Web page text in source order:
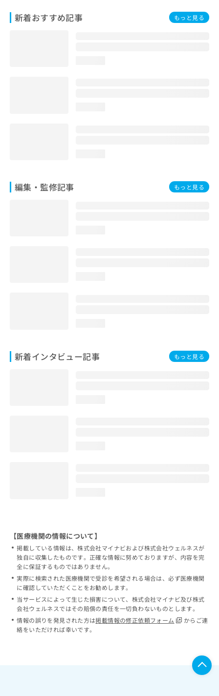
新着おすすめ記事 もっと見る
編集・監修記事 もっと見る
新着インタビュー記事 もっと見る
問
【医療機関の情報について】
掲載している情報は、株式会社マイナビおよび株式会社ウェルネスが
独自に収集したものです。正確な情報に努めておりますが、内容を完
全に保証するものではありません。
実際に検索された医療機関で受診を希望される場合は、必ず医療機関
に確認していただくことをお勧めします。
当サービスによって生じた損害について、株式会社マイナビ及び株式
会社ウェルネスではその賠償の責任を一切負わないものとします。
情報の誤りを発見された方は掲載情報の修正依頼フォーム
からご連
絡をいただければ幸いです。